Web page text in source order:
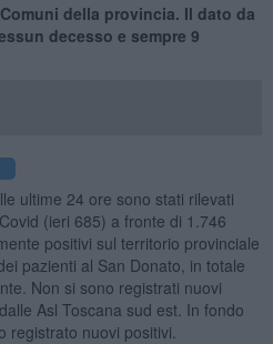
della provincia. Il dato da
decesso e sempre 9
ultime 24 ore sono stati rilevati
(ieri 685) a fronte di 1.746
positivi sul territorio provinciale
pazienti al San Donato, in totale
Non si sono registrati nuovi
Asl Toscana sud est. In fondo
registrato nuovi positivi.